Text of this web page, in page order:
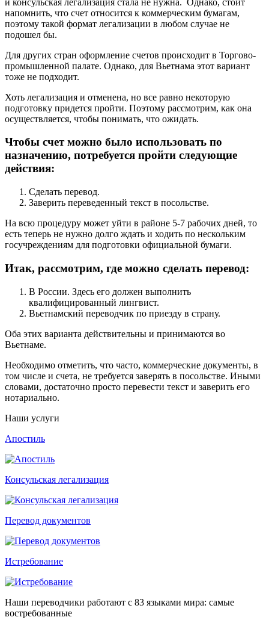
напомнить, что счет относится к коммерческим бумагам,
поэтому такой формат легализации в любом случае не
подошел бы.
Для других стран оформление счетов происходит в Торгово-
промышленной палате. Однако, для Вьетнама этот вариант
тоже не подходит.
Хоть легализация и отменена, но все равно некоторую
подготовку придется пройти. Поэтому рассмотрим, как она
осуществляется, чтобы понимать, что ожидать.
Чтобы счет можно было использовать по
назначению, потребуется пройти следующие
действия:
Сделать перевод.
Заверить переведенный текст в посольстве.
На всю процедуру может уйти в районе 5-7 рабочих дней, то
есть теперь не нужно долго ждать и ходить по нескольким
госучреждениям для подготовки официальной бумаги.
Итак, рассмотрим, где можно сделать перевод:
В России. Здесь его должен выполнить
квалифицированный лингвист.
Вьетнамский переводчик по приезду в страну.
Оба этих варианта действительны и принимаются во
Вьетнаме.
Необходимо отметить, что часто, коммерческие документы, в
том числе и счета, не требуется заверять в посольстве. Иными
словами, достаточно просто перевести текст и заверить его
нотариально.
Наши услуги
Апостиль
Консульская легализация
Перевод документов
Истребование
Наши переводчики работают с 83 языками мира: самые
востребованные